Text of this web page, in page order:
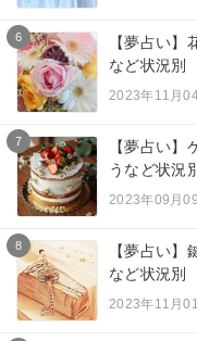
6
【夢占い
など状況別
2023年11月
7
【夢占い
うなど状況
2023年09月
8
【夢占い
など状況別
2023年11月